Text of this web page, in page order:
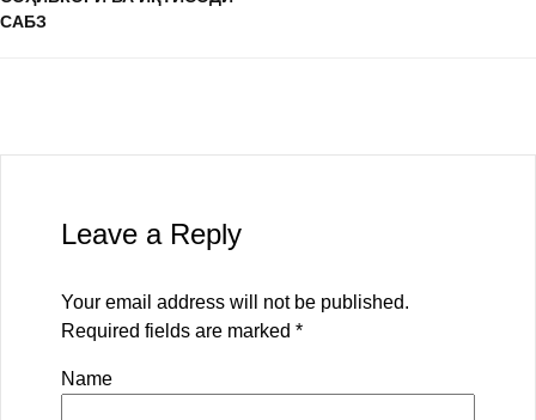
САБЗ
Leave a Reply
Your email address will not be published.
Required fields are marked *
Name